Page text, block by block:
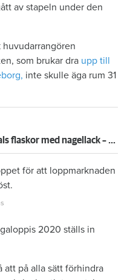
av stapeln under den
som brukar dra upp till
inte skulle äga rum 31
Dumpade hundratals flaskor med nagellack – togs på bar gärning och polisanmäldes av bostadsbolaget
för att loppmarknaden
2020 ställs in
att på alla sätt förhindra